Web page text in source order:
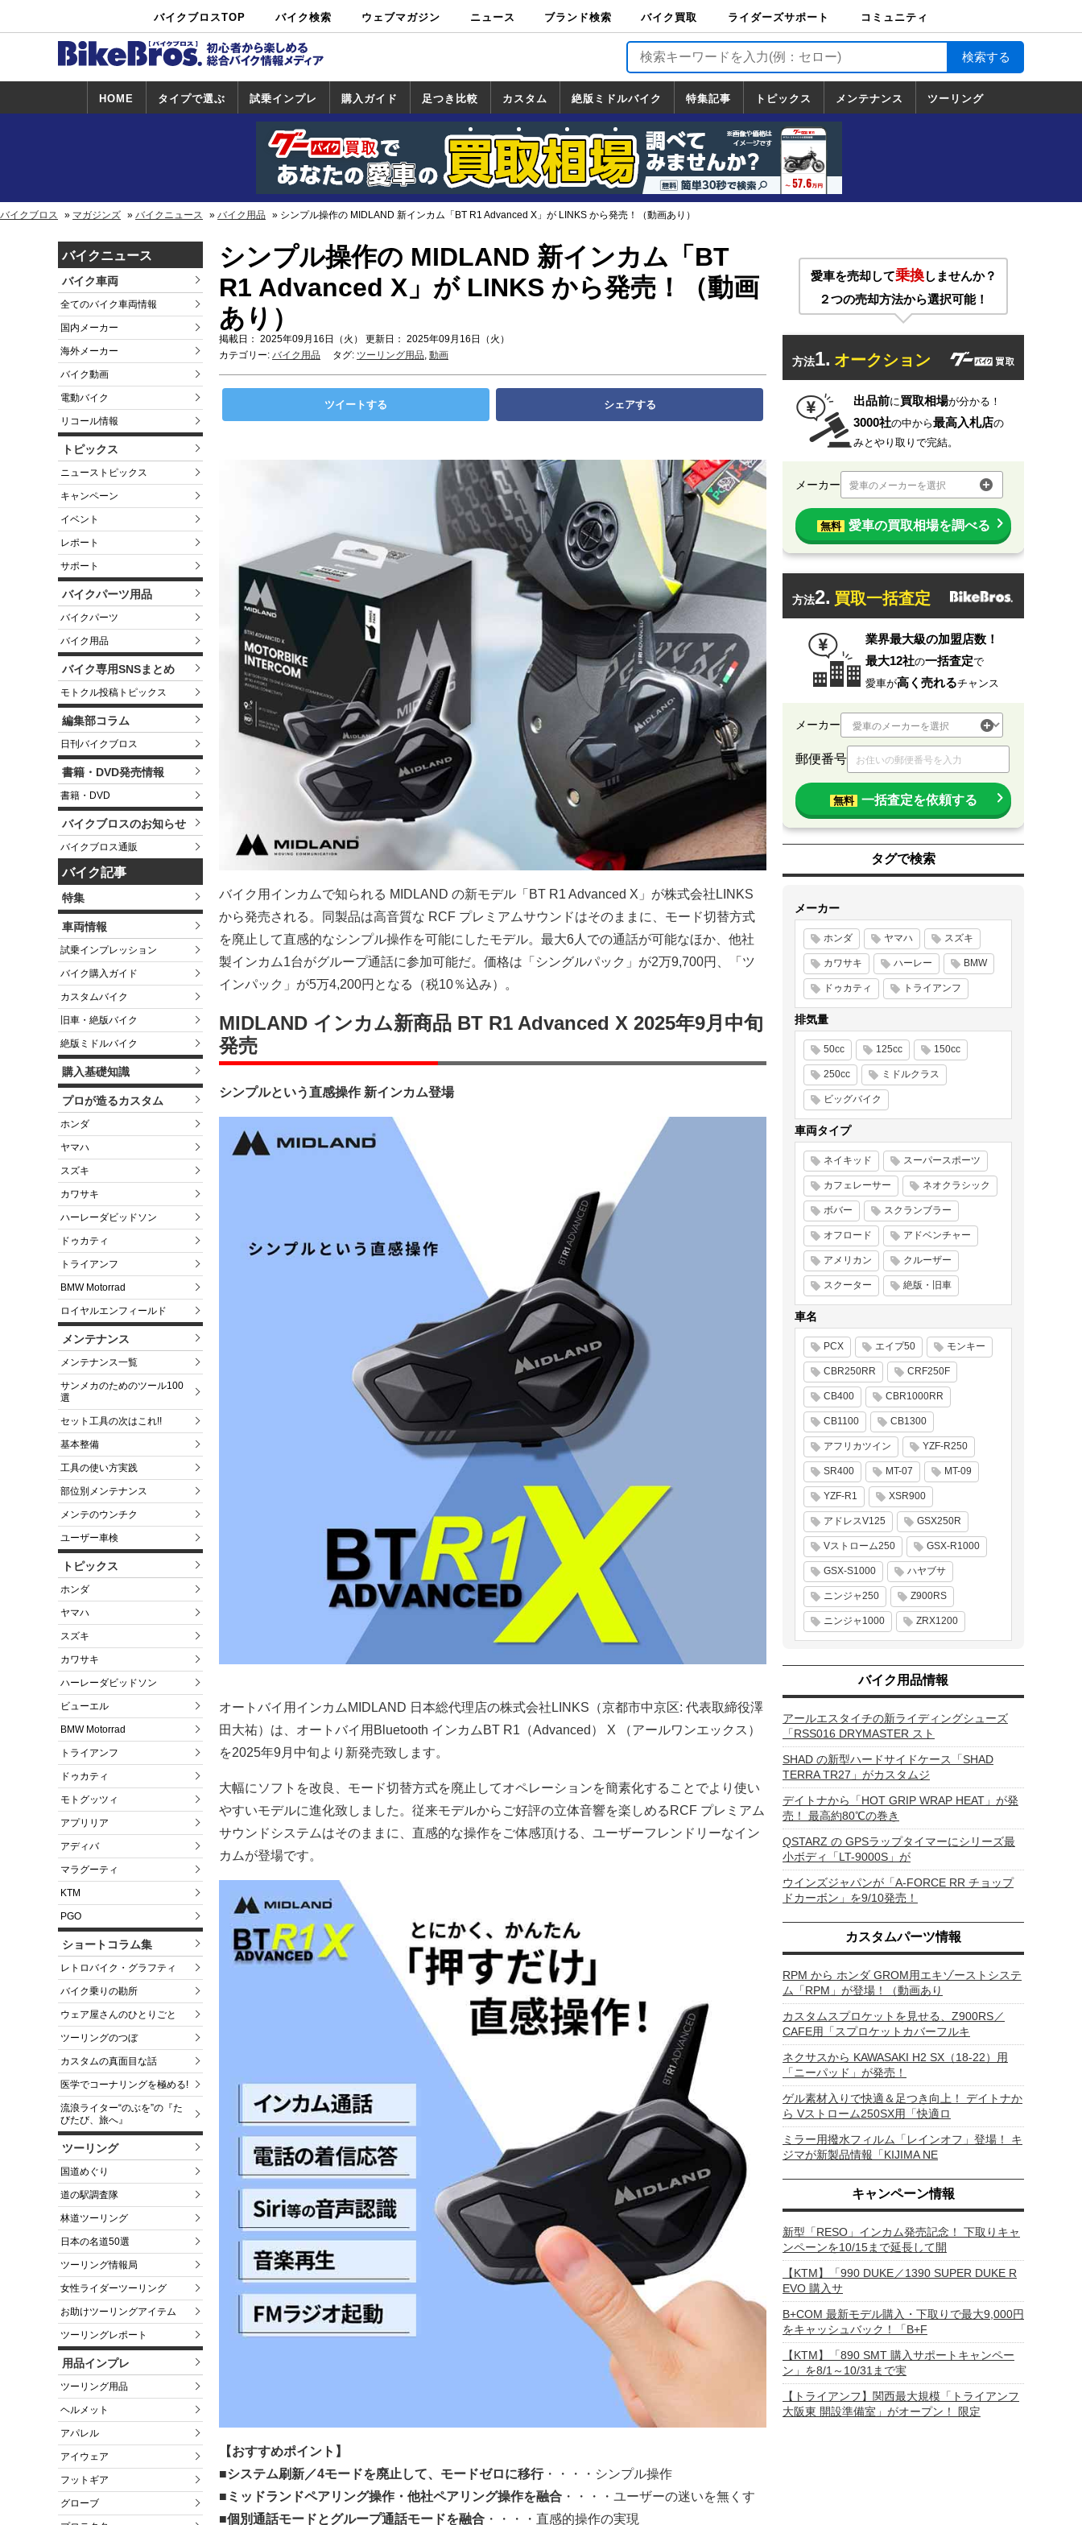
バイクブロスTOP バイク検索
中古バイ
ク・新車検
カタログ検
索
ショップ検
索
ウェブマガジン ニュース ブランド検索 バイク買取
バイク買取
ライダーズサポート
ライダーズサポート
TOP
バイク輸送
バイクガレージライ
フ
バイク車両保険
ロードサービス
バイク試乗
コミュニティ
HOME タイプで選ぶ 試乗インプレ
試乗インプレ
一覧
ホンダ
ヤマハ
スズキ
カワサキ
ハーレー
BMW
トライアンフ
ドゥカティ
購入ガイド
一覧
足つき比較 カスタム
カスタム
一覧
ホンダ
ヤマハ
スズキ
カワサキ
絶版ミドルバイク
絶版ミドルバイク
一覧
ホンダ
ヤマハ
スズキ
カワサキ
特集記事 トピックス
トピックス
一覧
ホンダ
ヤマハ
スズキ
カワサキ
ハーレーダ
ビッドソン
BMW
ドゥカティ
トライアン
フ
メンテナンス ツーリング
道の駅調査隊
ツーリング情報局
日本の道50選
国道めぐり
林道ツーリング
バイクブロス マガジンズ バイクニュース バイク用品 シンプル操作の MIDLAND 新インカム「BT R1 Advanced X」が LINKS から発売！（動画あり）
バイクニュース
バイク車両
全てのバイク車両情報
国内メーカー
海外メーカー
バイク動画
電動バイク
リコール情報
トピックス
ニューストピックス
キャンペーン
イベント
レポート
サポート
バイクパーツ用品
バイクパーツ
バイク用品
バイク専用SNSまとめ
モトクル投稿トピックス
編集部コラム
日刊バイクブロス
書籍・DVD発売情報
書籍・DVD
バイクブロスのお知らせ
バイクブロス通販
バイク記事
特集
車両情報
試乗インプレッション
バイク購入ガイド
カスタムバイク
旧車・絶版バイク
絶版ミドルバイク
購入基礎知識
プロが造るカスタム
ホンダ
ヤマハ
スズキ
カワサキ
ハーレーダビッドソン
ドゥカティ
トライアンフ
BMW Motorrad
ロイヤルエンフィールド
メンテナンス
メンテナンス一覧
サンメカのためのツール100
選
セット工具の次はこれ!!
基本整備
工具の使い方実践
部位別メンテナンス
メンテのウンチク
ユーザー車検
トピックス
ホンダ
ヤマハ
スズキ
カワサキ
ハーレーダビッドソン
ビューエル
BMW Motorrad
トライアンフ
ドゥカティ
モトグッツィ
アプリリア
アディバ
マラグーティ
KTM
PGO
ショートコラム集
レトロバイク・グラフティ
バイク乗りの勘所
ウェア屋さんのひとりごと
ツーリングのつぼ
カスタムの真面目な話
医学でコーナリングを極める!
流浪ライター“のぶを”の『た
びたび、旅へ』
ツーリング
国道めぐり
道の駅調査隊
林道ツーリング
日本の名道50選
ツーリング情報局
女性ライダーツーリング
お助けツーリングアイテム
ツーリングレポート
用品インプレ
ツーリング用品
ヘルメット
アパレル
アイウェア
フットギア
グローブ
シンプル操作の MIDLAND 新インカム「BT
R1 Advanced X」が LINKS から発売！（動画
あり）
掲載日： 2025年09月16日（火） 更新日： 2025年09月16日（火）
カテゴリー: バイク用品 タグ: ツーリング用品, 動画
ツイートする シェアする
バイク用インカムで知られる MIDLAND の新モデル「BT R1 Advanced X」が株式会社LINKS
から発売される。同製品は高音質な RCF プレミアムサウンドはそのままに、モード切替方式
を廃止して直感的なシンプル操作を可能にしたモデル。最大6人での通話が可能なほか、他社
製インカム1台がグループ通話に参加可能だ。価格は「シングルパック」が2万9,700円、「ツ
インパック」が5万4,200円となる（税10％込み）。
MIDLAND インカム新商品 BT R1 Advanced X 2025年9月中旬
発売
シンプルという直感操作 新インカム登場
オートバイ用インカムMIDLAND 日本総代理店の株式会社LINKS（京都市中京区: 代表取締役澤
田大祐）は、オートバイ用Bluetooth インカムBT R1（Advanced） X （アールワンエックス）
を2025年9月中旬より新発売致します。
大幅にソフトを改良、モード切替方式を廃止してオペレーションを簡素化することでより使い
やすいモデルに進化致しました。従来モデルからご好評の立体音響を楽しめるRCF プレミアム
サウンドシステムはそのままに、直感的な操作をご体感頂ける、ユーザーフレンドリーなイン
カムが登場です。
【おすすめポイント】
■システム刷新／4モードを廃止して、モードゼロに移行・・・・シンプル操作
■ミッドランドペアリング操作・他社ペアリング操作を融合 ・・・・ユーザーの迷いを無くす
■個別通話モードとグループ通話モードを融合 ・・・・直感的操作の実現
愛車を売却して乗換しませんか？
２つの売却方法から選択可能！
方法1. オークション
出品前に買取相場が分かる！
3000社の中から最高入札店の
みとやり取りで完結。
メーカー 愛車のメーカーを選択
無料 愛車の買取相場を調べる
方法2. 買取一括査定
業界最大級の加盟店数！
最大12社の一括査定で
愛車が高く売れるチャンス
メーカー
郵便番号
無料 一括査定を依頼する
タグで検索
メーカー
ホンダ ヤマハ スズキ
カワサキ ハーレー BMW
ドゥカティ トライアンフ
排気量
50cc 125cc 150cc
250cc ミドルクラス
ビッグバイク
車両タイプ
ネイキッド スーパースポーツ
カフェレーサー ネオクラシック
ボバー スクランブラー
オフロード アドベンチャー
アメリカン クルーザー
スクーター 絶版・旧車
車名
PCX エイプ50 モンキー
CBR250RR CRF250F
CB400 CBR1000RR
CB1100 CB1300
アフリカツイン YZF-R250
SR400 MT-07 MT-09
YZF-R1 XSR900
アドレスV125 GSX250R
Vストローム250 GSX-R1000
GSX-S1000 ハヤブサ
ニンジャ250 Z900RS
ニンジャ1000 ZRX1200
バイク用品情報
アールエスタイチの新ライディングシューズ
「RSS016 DRYMASTER スト
SHAD の新型ハードサイドケース「SHAD
TERRA TR27」がカスタムジ
デイトナから「HOT GRIP WRAP HEAT」が発
売！ 最高約80℃の巻き
QSTARZ の GPSラップタイマーにシリーズ最
小ボディ「LT-9000S」が
ウインズジャパンが「A-FORCE RR チョップ
ドカーボン」を9/10発売！
カスタムパーツ情報
RPM から ホンダ GROM用エキゾーストシステ
ム「RPM」が登場！（動画あり
カスタムスプロケットを見せる、Z900RS／
CAFE用「スプロケットカバーフルキ
ネクサスから KAWASAKI H2 SX（18-22）用
「ニーパッド」が発売！
ゲル素材入りで快適＆足つき向上！ デイトナか
ら Vストローム250SX用「快適ロ
ミラー用撥水フィルム「レインオフ」登場！ キ
ジマが新製品情報「KIJIMA NE
キャンペーン情報
新型「RESO」インカム発売記念！ 下取りキャ
ンペーンを10/15まで延長して開
【KTM】「990 DUKE／1390 SUPER DUKE R
EVO 購入サ
B+COM 最新モデル購入・下取りで最大9,000円
をキャッシュバック！「B+F
【KTM】「890 SMT 購入サポートキャンペー
ン」を8/1～10/31まで実
【トライアンフ】関西最大規模「トライアンフ
大阪東 開設準備室」がオープン！ 限定